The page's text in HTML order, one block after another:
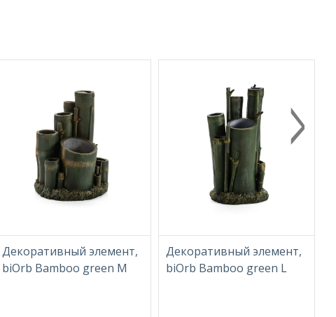
Декоративный элемент,
biOrb Bamboo green M
Декоративный элемент,
biOrb Bamboo green L